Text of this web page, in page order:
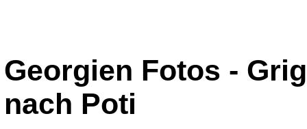
Georgien Fotos -
nach Poti